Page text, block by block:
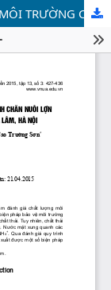
ĐỀ XUẤT MỘT SỐ GIẢI PHÁP BẢO VỆ MÔI TRƯỜNG CHO QUY TRÌNH CHĂN NUÔI LỢN TẠI CÁC TRANG TRẠI CHĂN NUÔI TRÊN ĐỊA BÀN HUYỆN GIA LÂM, HÀ NỘI